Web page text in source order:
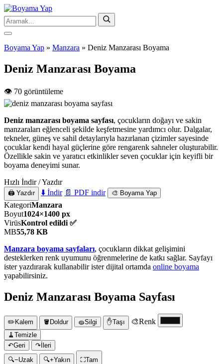
Boyama Yap » Manzara » Deniz Manzarası Boyama
Deniz Manzarası Boyama
👁️ 70 görüntüleme
Deniz manzarası boyama sayfası, çocukların doğayı ve sakin
manzaraları eğlenceli şekilde keşfetmesine yardımcı olur. Dalgalar,
tekneler, güneş ve sahil detaylarıyla hazırlanan çizimler sayesinde
çocuklar kendi hayal güçlerine göre rengarenk sahneler oluşturabilir.
Özellikle sakin ve yaratıcı etkinlikler seven çocuklar için keyifli bir
boyama deneyimi sunar.
Hızlı İndir / Yazdır
🖨️ Yazdır ⬇️ İndir 📄 PDF indir 🎨 Boyama Yap
KategoriManzara
Boyut1024×1400 px
VirüsKontrol edildi ✅
MB55,78 KB
Manzara boyama sayfaları, çocukların dikkat gelişimini
desteklerken renk uyumunu öğrenmelerine de katkı sağlar. Sayfayı
ister yazdırarak kullanabilir ister dijital ortamda online boyama
yapabilirsiniz.
Deniz Manzarası Boyama Sayfası
✏️Kalem 🪣 Doldur 🧽Silgi ✋Taşı 🎨Renk
🧹 Temizle
↶Geri ↷İleri
🔍−Uzak 🔍+Yakın ⛶Tam